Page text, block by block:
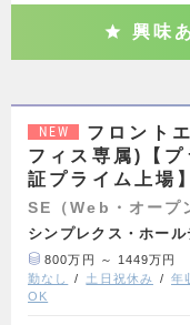
興味
NEW
フロント
フィス専属)【
証プライム上場】
SE（Web・オープ
シンプレクス・ホー
800万円 ～ 1449万円
勤なし
土日祝休み 年
OK